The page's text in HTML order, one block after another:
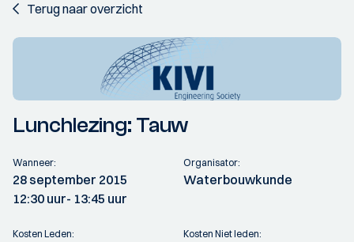
Terug naar overzicht
Lunchlezing: Tauw
Wanneer:
28 september 2015
12:30 uur- 13:45 uur
Organisator:
Waterbouwkunde
Kosten Leden: Kosten Niet leden: